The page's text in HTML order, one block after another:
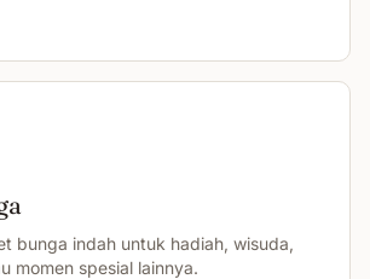
bunga indah untuk hadiah, wisuda,
momen spesial lainnya.